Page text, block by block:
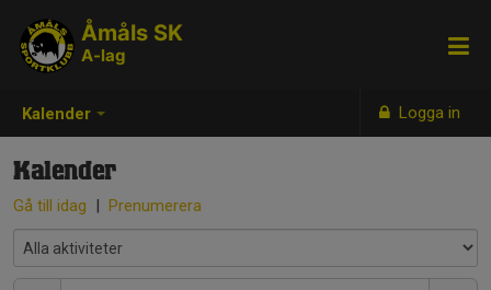
Kalender Logga in
Åmåls SK
A-lag
Kalender
Gå till idag | Prenumerera